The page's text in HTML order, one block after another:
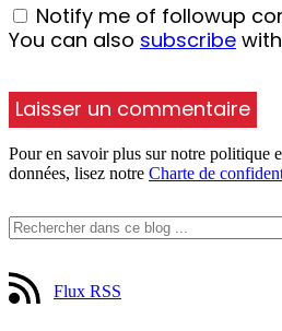
Notify me of followup
You can also subscribe
Pour en savoir plus sur notre politique
données, lisez notre Charte de
Flux RSS